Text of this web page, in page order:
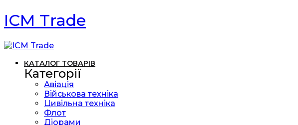
ICM Trade
КАТАЛОГ ТОВАРІВ
Категорії
Авіація
Військова техніка
Цивільна техніка
Флот
Діорами